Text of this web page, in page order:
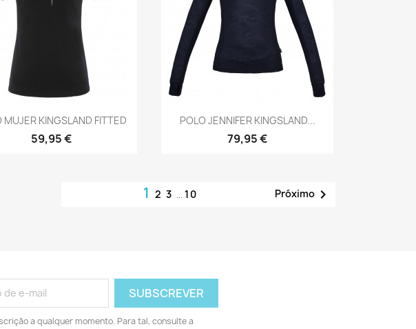
Vista rápida
MUJER KINGSLAND FITTED
59,95 €
Vista rápida
POLO JENNIFER KINGSLAND...
79,95 €
1 2 3 … 10 Próximo
a qualquer momento. Para tal, consulte a